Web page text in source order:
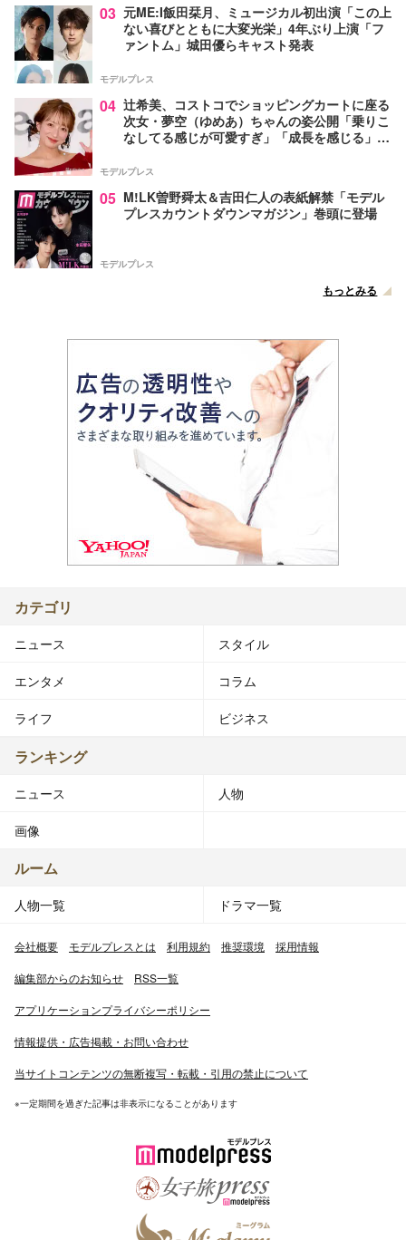
03 元ME:I飯田栞月、ミュージカル初出演「この上
ない喜びとともに大変光栄」4年ぶり上演「フ
ァントム」城田優らキャスト発表
モデルプレス
04 辻希美、コストコでショッピングカートに座る
次女・夢空（ゆめあ）ちゃんの姿公開「乗りこ
なしてる感じが可愛すぎ」「成長を感じる」の
モデルプレス
05 M!LK曽野舜太＆吉田仁人の表紙解禁「モデル
プレスカウントダウンマガジン」巻頭に登場
モデルプレス
もっとみる
カテゴリ
ニュース スタイル
エンタメ コラム
ライフ ビジネス
ランキング
ニュース 人物
画像
ルーム
人物一覧 ドラマ一覧
会社概要 モデルプレスとは 利用規約 推奨環境 採用情報
編集部からのお知らせ RSS一覧
アプリケーションプライバシーポリシー
情報提供・広告掲載・お問い合わせ
当サイトコンテンツの無断複写・転載・引用の禁止について
※一定期間を過ぎた記事は非表示になることがあります